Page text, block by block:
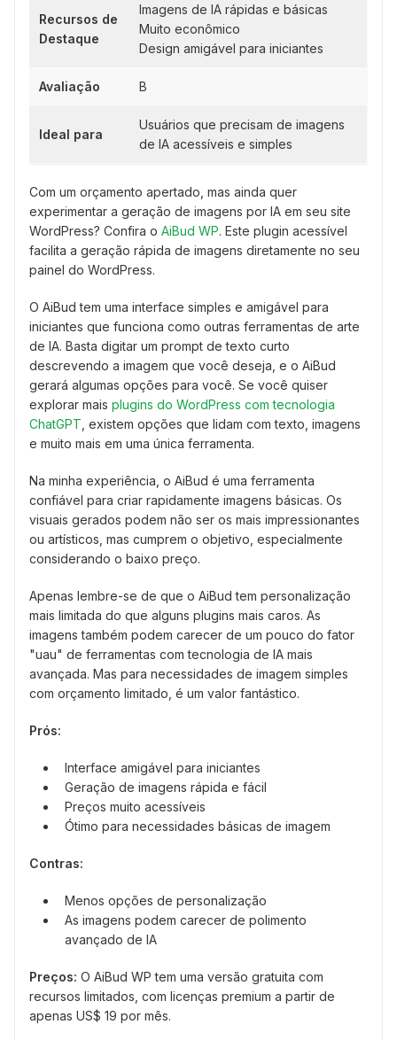
Recursos de
Destaque
Imagens de IA rápidas e básicas
Muito econômico
Design amigável para iniciantes
Avaliação B
Ideal para
Usuários que precisam de imagens
de IA acessíveis e simples
Com um orçamento apertado, mas ainda quer
experimentar a geração de imagens por IA em seu site
WordPress? Confira o AiBud WP. Este plugin acessível
facilita a geração rápida de imagens diretamente no seu
painel do WordPress.
O AiBud tem uma interface simples e amigável para
iniciantes que funciona como outras ferramentas de arte
de IA. Basta digitar um prompt de texto curto
descrevendo a imagem que você deseja, e o AiBud
gerará algumas opções para você. Se você quiser
explorar mais plugins do WordPress com tecnologia
ChatGPT , existem opções que lidam com texto, imagens
e muito mais em uma única ferramenta.
Na minha experiência, o AiBud é uma ferramenta
confiável para criar rapidamente imagens básicas. Os
visuais gerados podem não ser os mais impressionantes
ou artísticos, mas cumprem o objetivo, especialmente
considerando o baixo preço.
Apenas lembre-se de que o AiBud tem personalização
mais limitada do que alguns plugins mais caros. As
imagens também podem carecer de um pouco do fator
"uau" de ferramentas com tecnologia de IA mais
avançada. Mas para necessidades de imagem simples
com orçamento limitado, é um valor fantástico.
Prós:
Interface amigável para iniciantes
Geração de imagens rápida e fácil
Preços muito acessíveis
Ótimo para necessidades básicas de imagem
Contras:
Menos opções de personalização
As imagens podem carecer de polimento
avançado de IA
Preços: O AiBud WP tem uma versão gratuita com
recursos limitados, com licenças premium a partir de
apenas US$ 19 por mês.